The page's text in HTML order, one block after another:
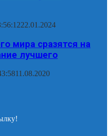
22.01.2024
мира сразятся на
лучшего
11.08.2020